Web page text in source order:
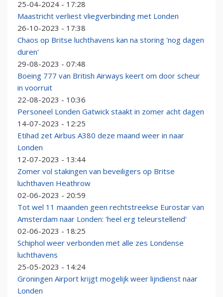
25-04-2024 - 17:28
Maastricht verliest vliegverbinding met Londen
26-10-2023 - 17:38
Chaos op Britse luchthavens kan na storing 'nog dagen
duren'
29-08-2023 - 07:48
Boeing 777 van British Airways keert om door scheur
in voorruit
22-08-2023 - 10:36
Personeel Londen Gatwick staakt in zomer acht dagen
14-07-2023 - 12:25
Etihad zet Airbus A380 deze maand weer in naar
Londen
12-07-2023 - 13:44
Zomer vol stakingen van beveiligers op Britse
luchthaven Heathrow
02-06-2023 - 20:59
Tot wel 11 maanden geen rechtstreekse Eurostar van
Amsterdam naar Londen: 'heel erg teleurstellend'
02-06-2023 - 18:25
Schiphol weer verbonden met alle zes Londense
luchthavens
25-05-2023 - 14:24
Groningen Airport krijgt mogelijk weer lijndienst naar
Londen